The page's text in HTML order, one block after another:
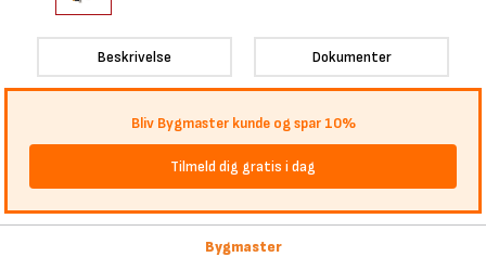
Beskrivelse Dokumenter
Bliv Bygmaster kunde og spar 10%
Tilmeld dig gratis i dag
Bygmaster